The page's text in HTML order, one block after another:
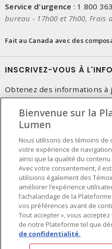
Service d'urgence : 1 800
bureau - 17h00 et 7h00, Frais
Fait au Canada avec des
INSCRIVEZ-VOUS À
Obtenez des informations à
Préférences en
Bienvenue sur la
Lumen
Nous utilisons des témoins
votre expérience de
ainsi que la qualité du
Avec votre consentement, il
utilisions également des
améliorer l’expérience
l’achalandage de la
vos préférences avant de
Tout accepter », vous
de notre Plateforme tel que
de confidentialité.